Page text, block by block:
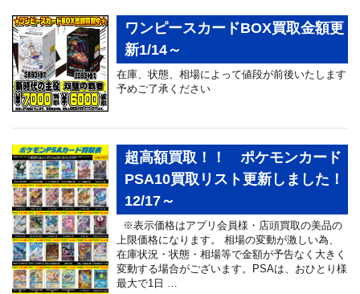
ワンピースカードBOX買取金額更
新1/14～
在庫、状態、相場によって値段が前後いたします
予めご了承ください
超高額買取！！ ポケモンカード
PSA10買取リスト更新しました！
12/17～
※表示価格はアプリ会員様・店頭買取の美品の
上限価格になります。 相場の変動が激しい為、
在庫状況・状態・相場等で金額が予告なく大きく
変動する場合がございます。PSAは、おひとり様
最大で1日 …